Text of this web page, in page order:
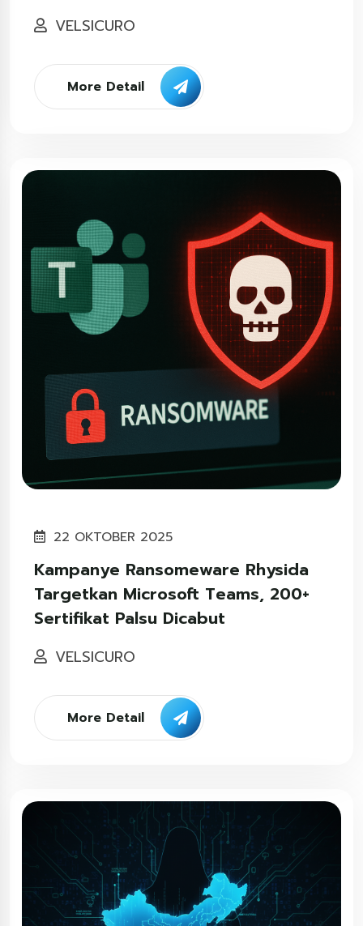
VELSICURO
More Detail
22 OKTOBER 2025
Kampanye Ransomeware Rhysida
Targetkan Microsoft Teams, 200+
Sertifikat Palsu Dicabut
VELSICURO
More Detail